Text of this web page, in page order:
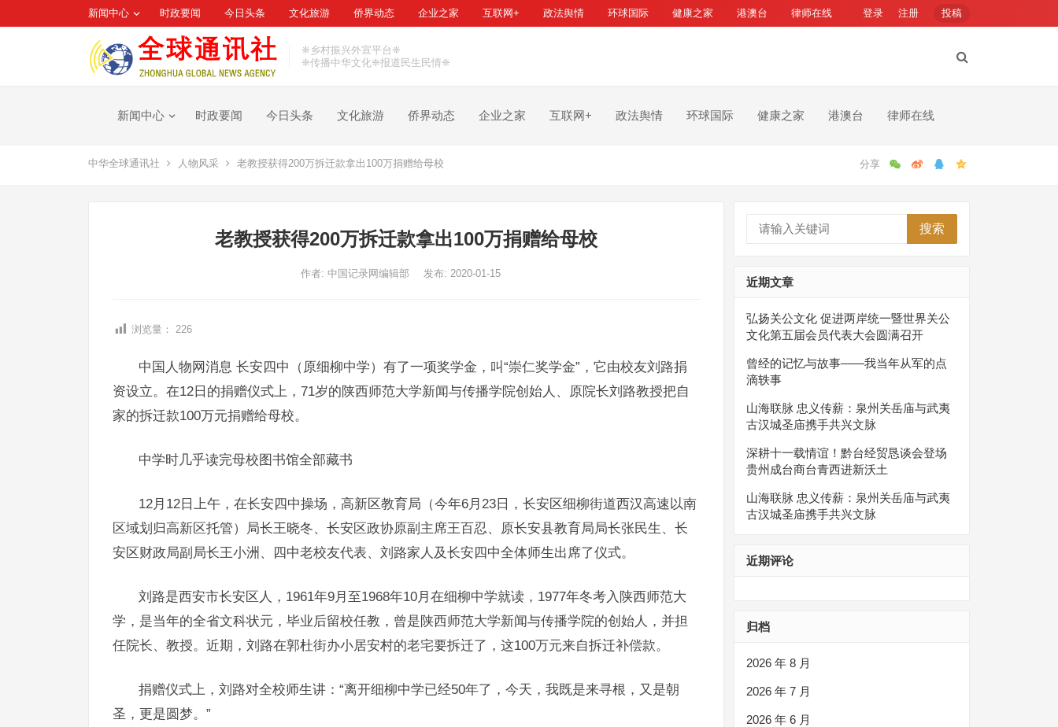
新闻中心 时政要闻 今日头条 文化旅游 侨界动态 企业之家 互联网+ 政法舆情 环球国际 健康之家 港澳台 律师在线 登录 注册 投稿
❈乡村振兴外宣平台❈
❈传播中华文化❈报道民生民情❈
新闻中心 时政要闻 今日头条 文化旅游 侨界动态 企业之家 互联网+ 政法舆情 环球国际 健康之家 港澳台 律师在线
中华全球通讯社 人物风采 老教授获得200万拆迁款拿出100万捐赠给母校
老教授获得200万拆迁款拿出100万捐赠给母校
作者: 中国记录网编辑部 发布: 2020-01-15
浏览量： 226
中国人物网消息 长安四中（原细柳中学）有了一项奖学金，叫“崇仁奖学金”，它由校友刘路捐
资设立。在12日的捐赠仪式上，71岁的陕西师范大学新闻与传播学院创始人、原院长刘路教授把自
家的拆迁款100万元捐赠给母校。
中学时几乎读完母校图书馆全部藏书
12月12日上午，在长安四中操场，高新区教育局（今年6月23日，长安区细柳街道西汉高速以南
区域划归高新区托管）局长王晓冬、长安区政协原副主席王百忍、原长安县教育局局长张民生、长
安区财政局副局长王小洲、四中老校友代表、刘路家人及长安四中全体师生出席了仪式。
刘路是西安市长安区人，1961年9月至1968年10月在细柳中学就读，1977年冬考入陕西师范大
学，是当年的全省文科状元，毕业后留校任教，曾是陕西师范大学新闻与传播学院的创始人，并担
任院长、教授。近期，刘路在郭杜街办小居安村的老宅要拆迁了，这100万元来自拆迁补偿款。
捐赠仪式上，刘路对全校师生讲：“离开细柳中学已经50年了，今天，我既是来寻根，又是朝
圣，更是圆梦。”
搜索
近期文章
弘扬关公文化 促进两岸统一暨世界关公
文化第五届会员代表大会圆满召开
曾经的记忆与故事——我当年从军的点
滴轶事
山海联脉 忠义传薪：泉州关岳庙与武夷
古汉城圣庙携手共兴文脉
深耕十一载情谊！黔台经贸恳谈会登场
贵州成台商台青西进新沃土
山海联脉 忠义传薪：泉州关岳庙与武夷
古汉城圣庙携手共兴文脉
近期评论
归档
2026 年 8 月
2026 年 7 月
2026 年 6 月